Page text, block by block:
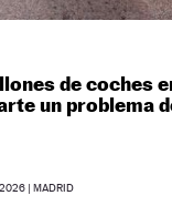
de coches
un problema
| MADRID